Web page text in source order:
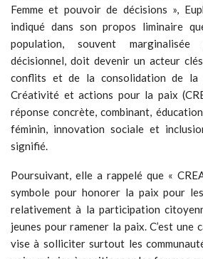
Femme et pouvoir de décisions »,
indiqué dans son propos liminaire
population, souvent
décisionnel, doit devenir un acteur
conflits et de la consolidation de la
Créativité et actions pour la paix
réponse concrète, combinant,
féminin, innovation sociale et
signifié.
Poursuivant, elle a rappelé que «
symbole pour honorer la paix pour
relativement à la participation
jeunes pour ramener la paix. C’est une
vise à solliciter surtout les